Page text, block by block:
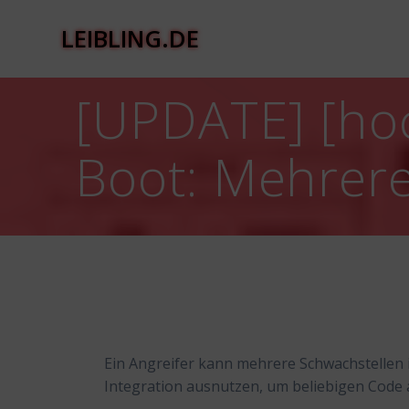
LEIBLING.DE
[UPDATE]
Boot:
Ein Angreifer kann mehrere
Integration ausnutzen, um beliebigen